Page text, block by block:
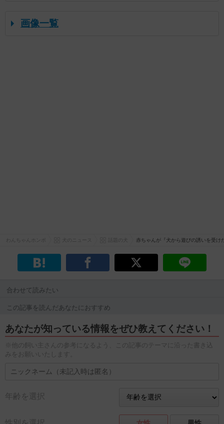
画像一覧
赤ちゃんが『犬から遊びの誘いを受
合わせて読みたい
この記事を読んだあなたにおすすめ
あなたが知っている情報をぜひ教えてください！
※他の飼い主さんの参考になるよう、この記事のテーマに沿った書き込
みをお願いいたします。
年齢を選択